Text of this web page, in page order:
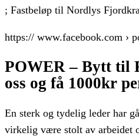
; Fastbeløp til Nordlys
https:// www.facebook.com ›
POWER – Bytt til
oss og få 1000kr
En sterk og tydelig leder har
virkelig være stolt av arbeidet